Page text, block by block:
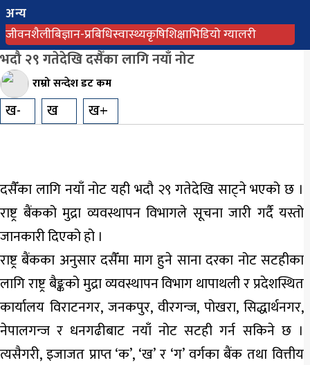
खेलकुद
मनोरञ्जन
अन्य
जीवनशैली
स्वास्थ्य
कृषि
शिक्षा
भिडियो
ग्यालरी
अन्य
जीवनशैलीबिज्ञान-प्रबिधिस्वास्थ्यकृषिशिक्षाभिडियो ग्यालरी
भदौ २९ गतेदेखि दसैँका लागि नयाँ नोट
राम्रो सन्देश डट कम
ख- ख ख+
दसैँका लागि नयाँ नोट यही भदौ २९ गतेदेखि साट्ने भएको छ ।
राष्ट्र बैंकको मुद्रा व्यवस्थापन विभागले सूचना जारी गर्दै यस्तो
जानकारी दिएको हो ।
राष्ट्र बैंकका अनुसार दसैँमा माग हुने साना दरका नोट सटहीका
लागि राष्ट्र बैङ्कको मुद्रा व्यवस्थापन विभाग थापाथली र प्रदेशस्थित
कार्यालय विराटनगर, जनकपुर, वीरगन्ज, पोखरा, सिद्धार्थनगर,
नेपालगन्ज र धनगढीबाट नयाँ नोट सटही गर्न सकिने छ ।
त्यसैगरी, इजाजत प्राप्त ‘क’, ‘ख’ र ‘ग’ वर्गका बैंक तथा वित्तीय